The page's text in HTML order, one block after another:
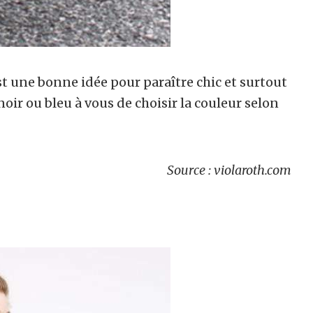
une bonne idée pour paraître chic et surtout
ou bleu à vous de choisir la couleur selon
Source : violaroth.com